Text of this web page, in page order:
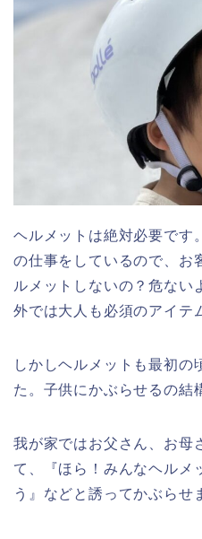
ヘルメットは絶対必要です
の仕事をしているので、お
ルメットしないの？危ない
外では大人も必須のアイテ
しかしヘルメットも最初の
た。子供にかぶらせるの結
我が家ではお父さん、お母
て、『ほら！みんなヘルメ
う』などと誘ってかぶらせ